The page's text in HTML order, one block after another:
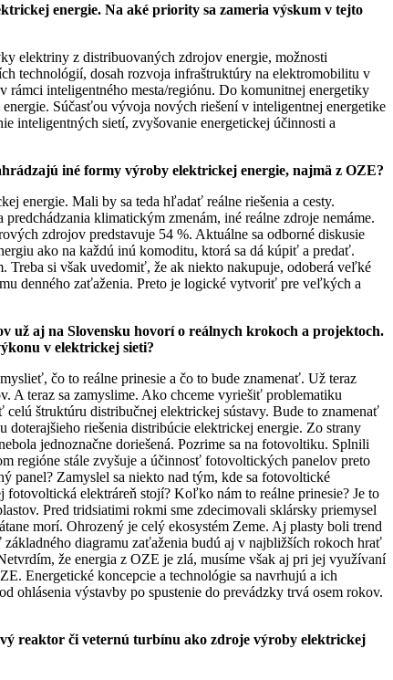
energie. Na aké priority sa zameria výskum v tejto
elektriny z distribuovaných zdrojov energie, možnosti
technológií, dosah rozvoja infraštruktúry na elektromobilitu v
rámci inteligentného mesta/regiónu. Do komunitnej energetiky
Súčasťou vývoja nových riešení v inteligentnej energetike
inteligentných sietí, zvyšovanie energetickej účinnosti a
iné formy výroby elektrickej energie, najmä z OZE?
energie. Mali by sa teda hľadať reálne riešenia a cesty.
klimatickým zmenám, iné reálne zdroje nemáme.
zdrojov predstavuje 54 %. Aktuálne sa odborné diskusie
ako na každú inú komoditu, ktorá sa dá kúpiť a predať.
Treba si však uvedomiť, že ak niekto nakupuje, odoberá veľké
denného zaťaženia. Preto je logické vytvoriť pre veľkých a
už aj na Slovensku hovorí o reálnych krokoch a projektoch.
v elektrickej sieti?
čo to reálne prinesie a čo to bude znamenať. Už teraz
A teraz sa zamyslime. Ako chceme vyriešiť problematiku
štruktúru distribučnej elektrickej sústavy. Bude to znamenať
riešenia distribúcie elektrickej energie. Zo strany
jednoznačne doriešená. Pozrime sa na fotovoltiku. Splnili
regióne stále zvyšuje a účinnosť fotovoltických panelov preto
panel? Zamyslel sa niekto nad tým, kde sa fotovoltické
elektráreň stojí? Koľko nám to reálne prinesie? Je to
Pred tridsiatimi rokmi sme zdecimovali sklársky priemysel
morí. Ohrozený je celý ekosystém Zeme. Aj plasty boli trend
diagramu zaťaženia budú aj v najbližších rokoch hrať
že energia z OZE je zlá, musíme však aj pri jej využívaní
Energetické koncepcie a technológie sa navrhujú a ich
ohlásenia výstavby po spustenie do prevádzky trvá osem rokov.
reaktor či veternú turbínu ako zdroje výroby elektrickej